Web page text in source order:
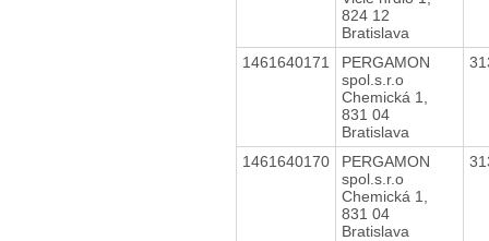
824 12
Bratislava
1461640171
PERGAMON
spol.s.r.o
Chemická 1,
831 04
Bratislava
1461640170
PERGAMON
spol.s.r.o
Chemická 1,
831 04
Bratislava